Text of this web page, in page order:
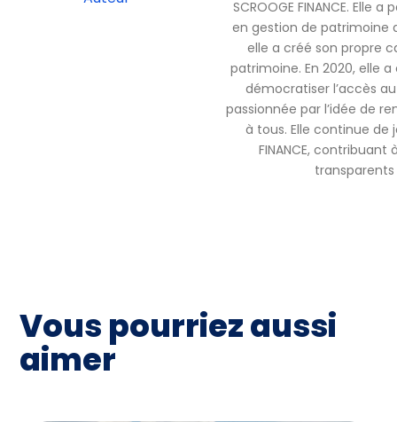
SCROOGE FINANCE. Elle
en gestion de patrimoine
elle a créé son propre
patrimoine. En 2020, elle a
démocratiser l’accès
passionnée par l’idée de
à tous. Elle continue de
FINANCE,
Vous pourriez aussi
aimer